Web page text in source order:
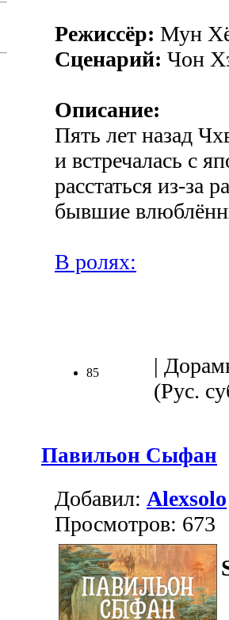
Режиссёр: Мун
Сценарий: Чон
Описание:
Пять лет назад
и встречалась с
расстаться из-за
бывшие
В ролях:
85
|
(Рус.
Павильон Сыфан
Добавил: Alexsolo
Просмотров: 673